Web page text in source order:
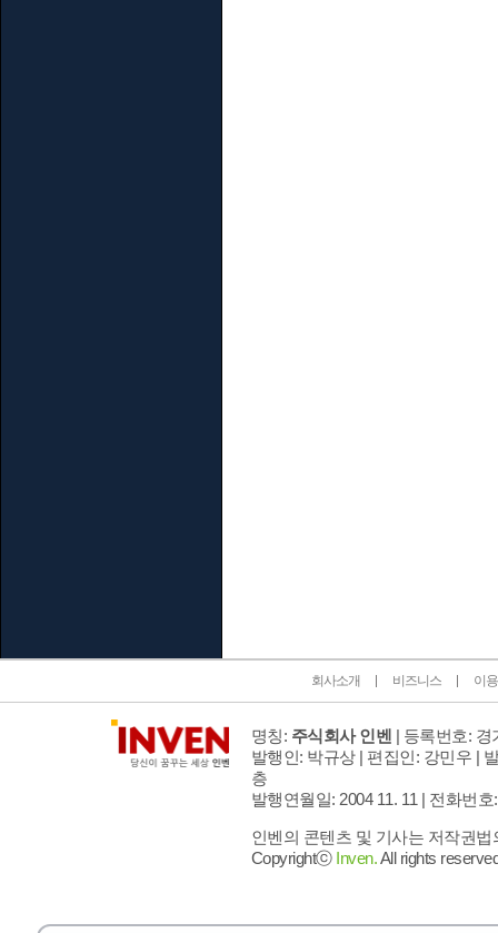
회사소개 비즈니스 이
명칭: 주식회사 인벤 | 등록번호: 경
발행인: 박규상 | 편집인: 강민우 |
층
발행연월일: 2004 11. 11 | 전화번호
인벤의 콘텐츠 및 기사는 저작권
Copyrightⓒ Inven.All rights